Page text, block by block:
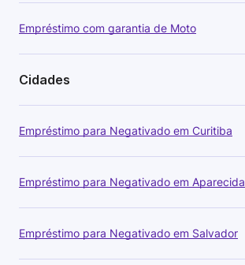
Empréstimo com garantia de Moto
Cidades
Empréstimo para Negativado em Curitiba
Empréstimo para Negativado em Aparecida
Empréstimo para Negativado em Salvador